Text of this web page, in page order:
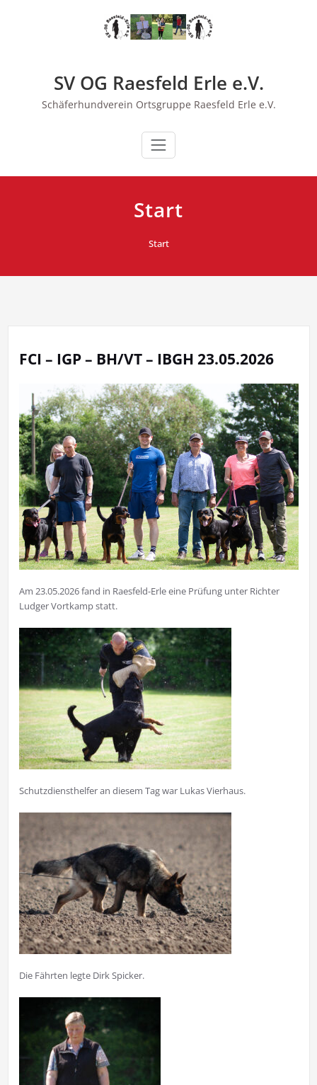
SV OG Raesfeld Erle e.V.
Schäferhundverein Ortsgruppe Raesfeld Erle e.V.
Start
Start
FCI – IGP – BH/VT – IBGH 23.05.2026
Am 23.05.2026 fand in Raesfeld-Erle eine Prüfung unter Richter
Ludger Vortkamp statt.
Schutzdiensthelfer an diesem Tag war Lukas Vierhaus.
Die Fährten legte Dirk Spicker.